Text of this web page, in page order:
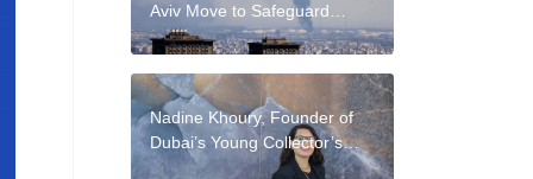
Aviv Move to Safeguard
Their Collections
Nadine Khoury, Founder of
Dubai’s Young Collector’s
Circle, on the Future of